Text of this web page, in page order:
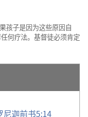
孩子是因为这些原因自
何疗法。基督徒必须肯定
尼迦前书5:14